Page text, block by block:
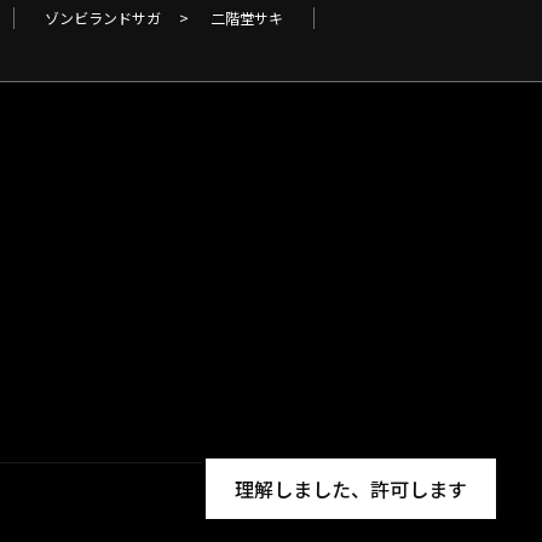
ゾンビランドサガ > 二階堂サキ
理解しました、許可します